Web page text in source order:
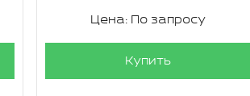
Цена: По запросу
Купить